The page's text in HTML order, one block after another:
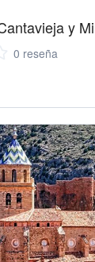
y
0 reseña